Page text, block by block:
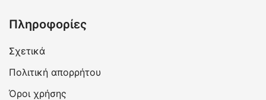
Πληροφορίες
Σχετικά
Πολιτική απορρήτου
Όροι χρήσης